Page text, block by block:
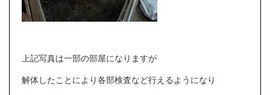
上記写真は一部の部屋になりますが
解体したことにより各部検査など行えるようになり